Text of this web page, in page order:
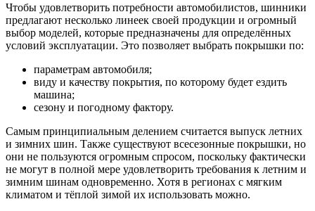
Чтобы удовлетворить потребности автомобилистов, шинники
предлагают несколько линеек своей продукции и огромный
выбор моделей, которые предназначены для определённых
условий эксплуатации. Это позволяет выбрать покрышки по:
параметрам автомобиля;
виду и качеству покрытия, по которому будет ездить
машина;
сезону и погодному фактору.
Самым принципиальным делением считается выпуск летних
и зимних шин. Также существуют всесезонные покрышки, но
они не пользуются огромным спросом, поскольку фактически
не могут в полной мере удовлетворить требования к летним и
зимним шинам одновременно. Хотя в регионах с мягким
климатом и тёплой зимой их использовать можно.